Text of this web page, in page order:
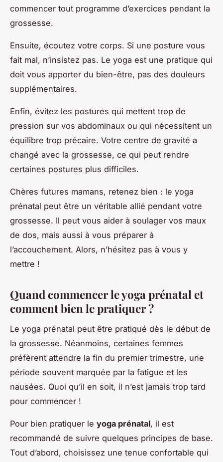
commencer tout programme d’exercices pendant la
grossesse.
Ensuite, écoutez votre corps. Si une posture vous
fait mal, n’insistez pas. Le yoga est une pratique qui
doit vous apporter du bien-être, pas des douleurs
supplémentaires.
Enfin, évitez les postures qui mettent trop de
pression sur vos abdominaux ou qui nécessitent un
équilibre trop précaire. Votre centre de gravité a
changé avec la grossesse, ce qui peut rendre
certaines postures plus difficiles.
Chères futures mamans, retenez bien : le yoga
prénatal peut être un véritable allié pendant votre
grossesse. Il peut vous aider à soulager vos maux
de dos, mais aussi à vous préparer à
l’accouchement. Alors, n’hésitez pas à vous y
mettre !
Quand commencer le yoga prénatal et
comment bien le pratiquer ?
Le yoga prénatal peut être pratiqué dès le début de
la grossesse. Néanmoins, certaines femmes
préfèrent attendre la fin du premier trimestre, une
période souvent marquée par la fatigue et les
nausées. Quoi qu’il en soit, il n’est jamais trop tard
pour commencer !
Pour bien pratiquer le yoga prénatal, il est
recommandé de suivre quelques principes de base.
Tout d’abord, choisissez une tenue confortable qui